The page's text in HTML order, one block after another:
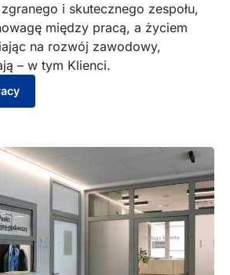
i skutecznego zespołu,
między pracą, a życiem
na rozwój zawodowy,
– w tym Klienci.